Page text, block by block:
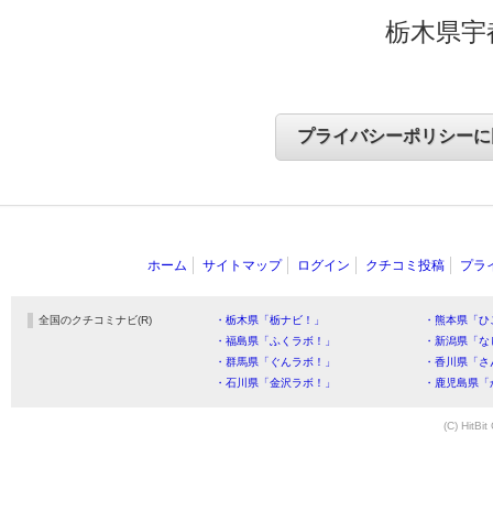
栃木県
ホーム サイトマップ ログイン クチコミ投稿 プラ
全国のクチコミナビ(R) ・栃木県「栃ナビ！」
・熊本県「
・福島県「ふくラボ！」
・新潟県「
・群馬県「ぐんラボ！」
・香川県「
・石川県「金沢ラボ！」
・鹿児島県
(C) HitBit